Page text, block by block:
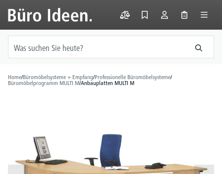
springen
Home/Büromöbelsysteme + Empfang/Professionelle Büromöbelsysteme/
Büromöbelprogramm MULTI M/Anbauplatten MULTI M